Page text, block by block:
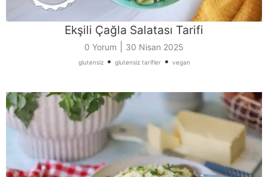
Ekşili Çağla Salatası Tarifi
0 Yorum 30 Nisan 2025
glutensiz• glutensiz tarifler• vegan